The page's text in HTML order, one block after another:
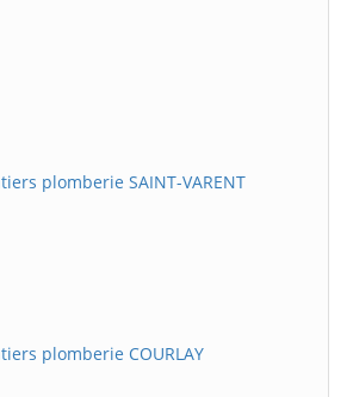
plomberie SAINT-VARENT
plomberie COURLAY